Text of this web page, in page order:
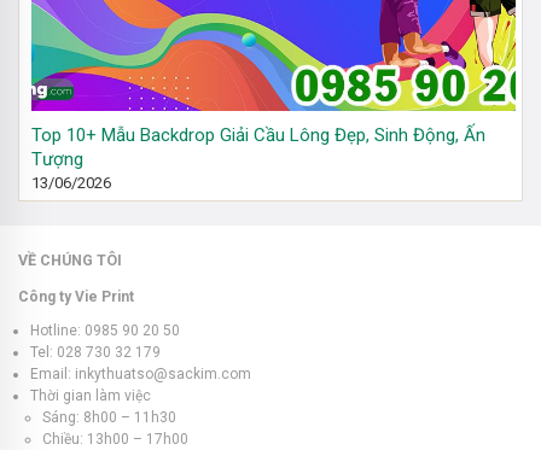
Top 10+ Mẫu Backdrop Giải Cầu Lông Đẹp, Sinh Động, Ấn
Tượng
13/06/2026
VỀ CHÚNG TÔI
Công ty Vie Print
Hotline: 0985 90 20 50
Tel: 028 730 32 179
Email: inkythuatso@sackim.com
Thời gian làm việc
Sáng: 8h00 – 11h30
Chiều: 13h00 – 17h00